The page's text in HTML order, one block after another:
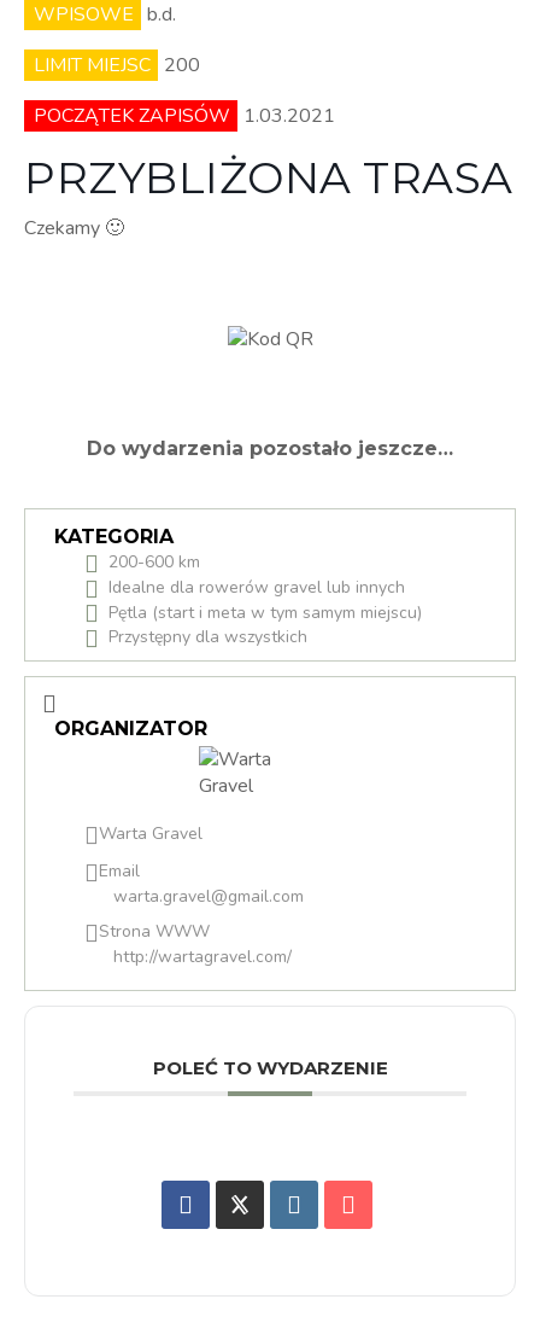
WPISOWE b.d.
LIMIT MIEJSC 200
POCZĄTEK ZAPISÓW
1.03.2021
PRZYBLIŻONA TRASA
Czekamy 🙂
Do wydarzenia pozostało jeszcze…
KATEGORIA
200-600 km
Idealne dla rowerów gravel lub innych
Pętla (start i meta w tym samym miejscu)
Przystępny dla wszystkich
ORGANIZATOR
Warta Gravel
Email
warta.gravel@gmail.com
Strona WWW
http://wartagravel.com/
POLEĆ TO WYDARZENIE